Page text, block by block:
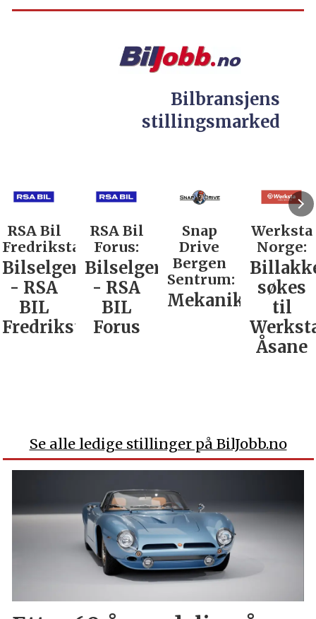
Bilbransjens
stillingsmarked
RSA Bil
Fredrikstad:
Bilselger
- RSA
BIL
Fredrikstad
RSA Bil
Forus:
Bilselger
- RSA
BIL
Forus
Snap
Drive
Bergen
Sentrum:
Mekaniker
Werksta
Norge:
søkes
til
Åsane
Se alle ledige stillinger på BilJobb.no